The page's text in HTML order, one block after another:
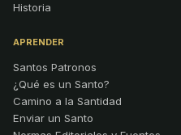
Historia
APRENDER
Santos Patronos
¿Qué es un Santo?
Camino a la Santidad
Enviar un Santo